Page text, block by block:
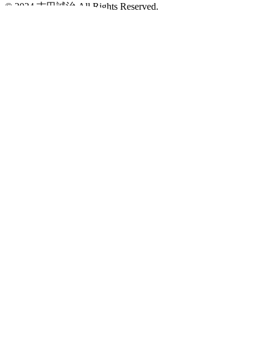
© 2024 吉田誠治 All Rights Reserved.